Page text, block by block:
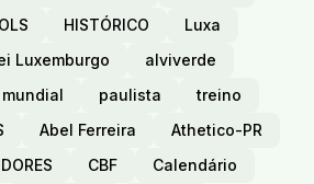
HISTÓRICO
Luxa
Luxemburgo
alviverde
mundial paulista
treino
Abel Ferreira
Athetico-PR
CBF
Calendário